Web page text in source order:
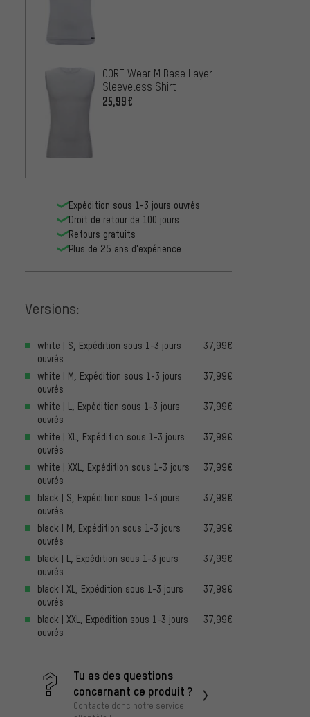
GORE Wear M Base Layer
Sleeveless Shirt
25,99€
Expédition sous 1-3 jours ouvrés
Droit de retour de 100 jours
Retours gratuits
Plus de 25 ans d'expérience
Versions:
white | S, Expédition sous 1-3 jours
ouvrés
37,99€
white | M, Expédition sous 1-3 jours
ouvrés
37,99€
white | L, Expédition sous 1-3 jours
ouvrés
37,99€
white | XL, Expédition sous 1-3 jours
ouvrés
37,99€
white | XXL, Expédition sous 1-3 jours
ouvrés
37,99€
black | S, Expédition sous 1-3 jours
ouvrés
37,99€
black | M, Expédition sous 1-3 jours
ouvrés
37,99€
black | L, Expédition sous 1-3 jours
ouvrés
37,99€
black | XL, Expédition sous 1-3 jours
ouvrés
37,99€
black | XXL, Expédition sous 1-3 jours
ouvrés
37,99€
Tu as des questions
concernant ce produit ?
Contacte donc notre service